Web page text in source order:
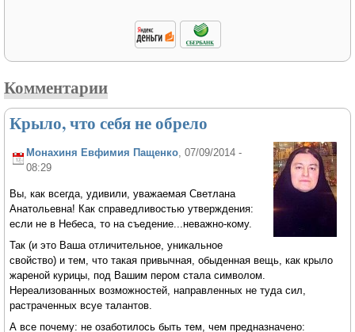
Комментарии
Крыло, что себя не обрело
Монахиня Евфимия Пащенко, 07/09/2014 -
08:29
Вы, как всегда, удивили, уважаемая Светлана
Анатольевна! Как справедливостью утверждения:
если не в Небеса, то на съедение...неважно-кому.
Так (и это Ваша отличительное, уникальное
свойство) и тем, что такая привычная, обыденная вещь, как крыло
жареной курицы, под Вашим пером стала символом.
Нереализованных возможностей, направленных не туда сил,
растраченных всуе талантов.
А все почему: не озаботилось быть тем, чем предназначено: